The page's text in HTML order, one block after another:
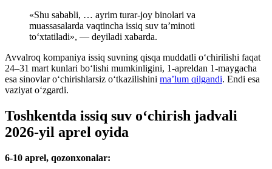
«Shu sababli, … ayrim turar-joy binolari va
muassasalarda vaqtincha issiq suv ta’minoti
to‘xtatiladi», — deyiladi xabarda.
Avvalroq kompaniya issiq suvning qisqa muddatli o‘chirilishi faqat
24–31 mart kunlari bo‘lishi mumkinligini, 1-apreldan 1-maygacha
esa sinovlar o‘chirishlarsiz o‘tkazilishini ma’lum qilgandi. Endi esa
vaziyat o‘zgardi.
Toshkentda issiq suv o‘chirish jadvali
2026-yil aprel oyida
6-10 aprel, qozonxonalar: